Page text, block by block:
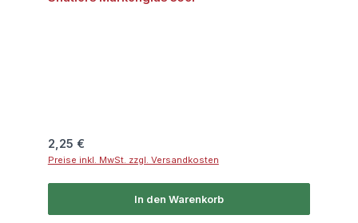
Regulärer Preis:
2,25 €
Preise inkl. MwSt. zzgl. Versandkosten
In den Warenkorb